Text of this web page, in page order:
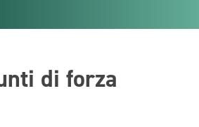
di forza